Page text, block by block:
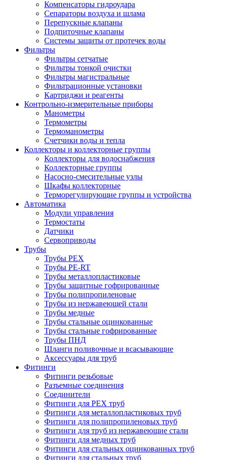
Компенсаторы гидроудара
Сепараторы воздуха и шлама
Перепускные клапаны
Подпиточные клапаны
Системы защиты от протечек воды
Фильтры
Фильтры сетчатые
Фильтры тонкой очистки
Фильтры магистральные
Фильтрационные установки
Картриджи и реагенты
Контрольно-измерительные приборы
Манометры
Термометры
Термоманометры
Счетчики воды и тепла
Коллекторы и коллекторные группы
Коллекторы для водоснабжения
Коллекторные группы
Насосно-смесительные узлы
Шкафы коллекторные
Терморегулирующие группы и устройства
Автоматика
Модули управления
Термостаты
Датчики
Сервоприводы
Трубы
Трубы PEX
Трубы PE-RT
Трубы металлопластиковые
Трубы защитные гофрированные
Трубы полипропиленовые
Трубы из нержавеющей стали
Трубы медные
Трубы стальные оцинкованные
Трубы стальные гофрированные
Трубы ПНД
Шланги поливочные и всасывающие
Аксессуары для труб
Фитинги
Фитинги резьбовые
Разъемные соединения
Соединители
Фитинги для PEX труб
Фитинги для металлопластиковых труб
Фитинги для полипропиленовых труб
Фитинги для труб из нержавеющие стали
Фитинги для медных труб
Фитинги для стальных оцинкованных труб
Фитинги для стальных труб